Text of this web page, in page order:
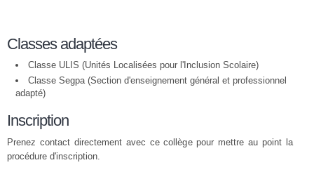
Classes adaptées
Classe ULIS (Unités Localisées pour l'Inclusion Scolaire)
Classe Segpa (Section d'enseignement général et professionnel
adapté)
Inscription
Prenez contact directement avec ce collège pour mettre au point la
procédure d'inscription.